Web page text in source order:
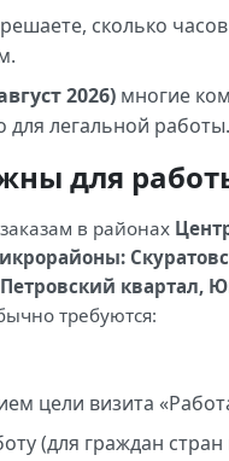
сколько
2026) многие
для легальной работы.
для
в районах
квартал,
требуются:
цели визита
(для граждан стран